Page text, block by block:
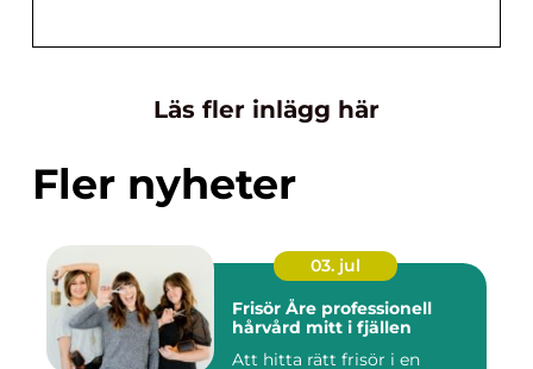
Läs fler inlägg här
Fler nyheter
03. jul
Frisör Åre professionell
hårvård mitt i fjällen
Att hitta rätt frisör i en